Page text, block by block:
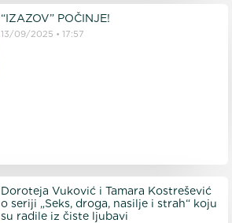
“IZAZOV” POČINJE!
13/09/2025 17:57
Doroteja Vuković i Tamara Kostrešević
o seriji „Seks, droga, nasilje i strah“ koju
su radile iz čiste ljubavi